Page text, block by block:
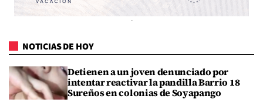
NOTICIAS DE HOY
Detienen a un joven denunciado por
intentar reactivar la pandilla Barrio 18
Sureños en colonias de Soyapango